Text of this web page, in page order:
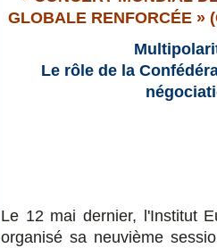
GLOBALE RENFORCÉE »
Le rôle de la
Le 12 mai dernier, l'Institut
organisé sa neuvième